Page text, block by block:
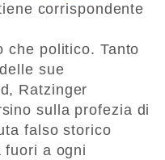
corrispondente
che politico. Tanto
sue
Ratzinger
sulla profezia di
falso storico
fuori a ogni